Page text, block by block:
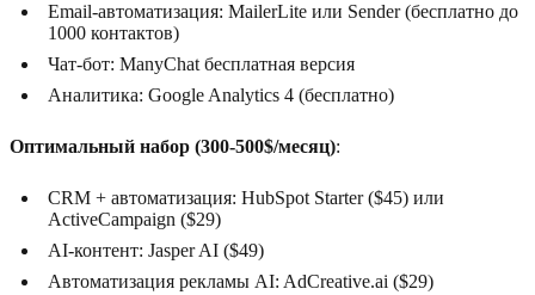
Email-автоматизация: MailerLite или Sender (бесплатно до
1000 контактов)
Чат-бот: ManyChat бесплатная версия
Аналитика: Google Analytics 4 (бесплатно)
Оптимальный набор (300-500$/месяц):
CRM + автоматизация: HubSpot Starter ($45) или
ActiveCampaign ($29)
AI-контент: Jasper AI ($49)
Автоматизация рекламы AI: AdCreative.ai ($29)